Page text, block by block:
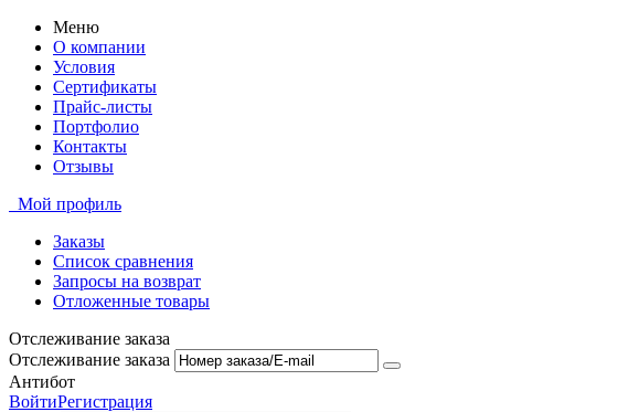
Меню
О компании
Условия
Сертификаты
Прайс-листы
Портфолио
Контакты
Отзывы
Мой профиль
Заказы
Список сравнения
Запросы на возврат
Отложенные товары
Отслеживание заказа
Отслеживание заказа
Антибот
ВойтиРегистрация